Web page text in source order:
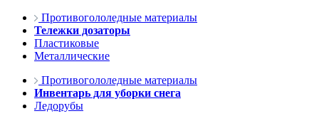
Противогололедные материалы
Тележки дозаторы
Пластиковые
Металлические
Противогололедные материалы
Инвентарь для уборки снега
Ледорубы